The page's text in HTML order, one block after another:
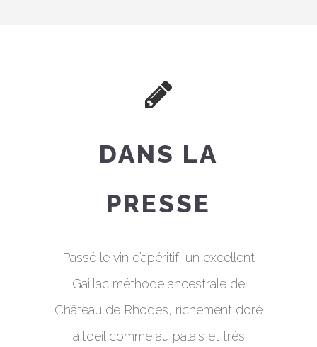
DANS LA
PRESSE
Passé le vin d’apéritif, un excellent
Gaillac méthode ancestrale de
Château de Rhodes, richement doré
à l’oeil comme au palais et très